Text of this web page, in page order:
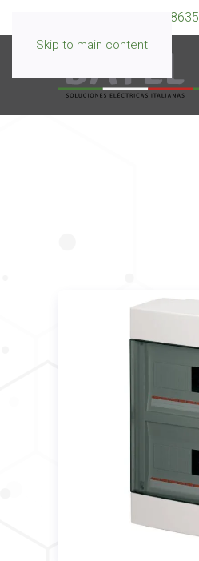
Skip to main content
099 595 8635